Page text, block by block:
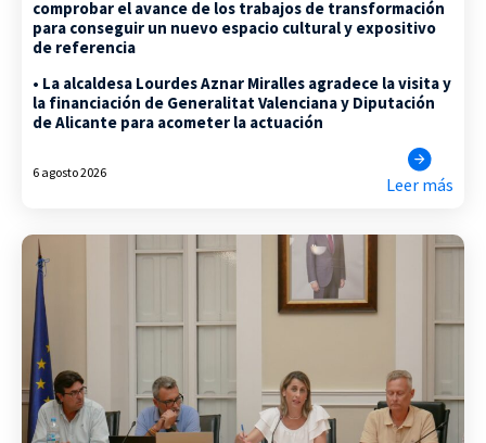
comprobar el avance de los trabajos de transformación
para conseguir un nuevo espacio cultural y expositivo
de referencia
• La alcaldesa Lourdes Aznar Miralles agradece la visita y
la financiación de Generalitat Valenciana y Diputación
de Alicante para acometer la actuación
6 agosto 2026
Leer más